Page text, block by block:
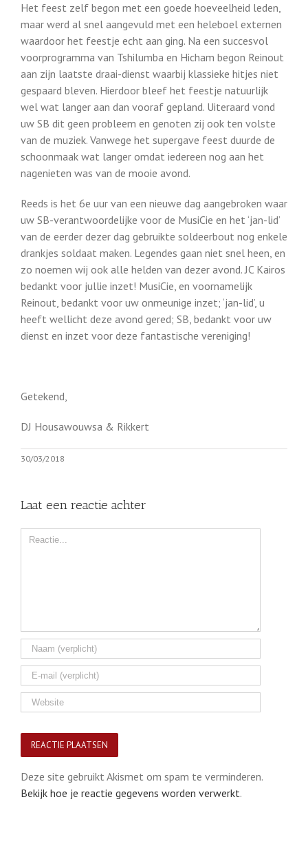
Het feest zelf begon met een goede hoeveelheid leden,
maar werd al snel aangevuld met een heleboel externen
waardoor het feestje echt aan ging. Na een succesvol
voorprogramma van Tshilumba en Hicham begon Reinout
aan zijn laatste draai-dienst waarbij klassieke hitjes niet
gespaard bleven. Hierdoor bleef het feestje natuurlijk
wel wat langer aan dan vooraf gepland. Uiteraard vond
uw SB dit geen probleem en genoten zij ook ten volste
van de muziek. Vanwege het supergave feest duurde de
schoonmaak wat langer omdat iedereen nog aan het
nagenieten was van de mooie avond.
Reeds is het 6e uur van een nieuwe dag aangebroken waar
uw SB-verantwoordelijke voor de MusiCie en het ‘jan-lid’
van de eerder dezer dag gebruikte soldeerbout nog enkele
drankjes soldaat maken. Legendes gaan niet snel heen, en
zo noemen wij ook alle helden van dezer avond. JC Kairos
bedankt voor jullie inzet! MusiCie, en voornamelijk
Reinout, bedankt voor uw onmeunige inzet; ‘jan-lid’, u
heeft wellicht deze avond gered; SB, bedankt voor uw
dienst en inzet voor deze fantastische vereniging!
Getekend,
DJ Housawouwsa & Rikkert
30/03/2018
Laat een reactie achter
Comment
Deze site gebruikt Akismet om spam te verminderen.
Bekijk hoe je reactie gegevens worden verwerkt.